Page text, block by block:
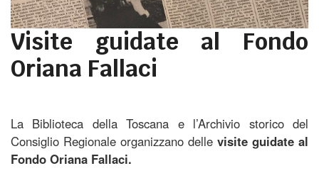
Visite guidate al Fondo
Oriana Fallaci
La Biblioteca della Toscana e l’Archivio storico del
Consiglio Regionale organizzano delle visite guidate al
Fondo Oriana Fallaci.